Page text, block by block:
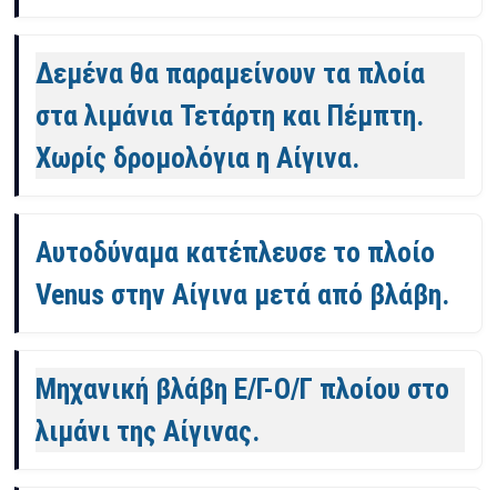
Δεμένα θα παραμείνουν τα πλοία
στα λιμάνια Τετάρτη και Πέμπτη.
Χωρίς δρομολόγια η Αίγινα.
Αυτοδύναμα κατέπλευσε το πλοίο
Venus στην Αίγινα μετά από βλάβη.
Μηχανική βλάβη Ε/Γ-Ο/Γ πλοίου στο
λιμάνι της Αίγινας.